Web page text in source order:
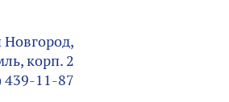
корп. 2
439-11-87